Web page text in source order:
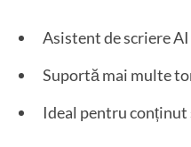
Asistent de scriere
Suportă mai multe
Ideal pentru conținut